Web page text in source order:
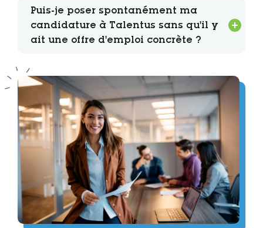
Puis-je poser spontanément ma
candidature à Talentus sans qu'il y
ait une offre d'emploi concrète ?